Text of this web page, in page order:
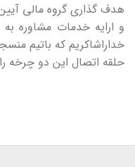
هدف گذاری گروه مالی
و ارایه خدمات مشاوره
خداراشاکریم که باتیم
حلقه اتصال این دو چرخه